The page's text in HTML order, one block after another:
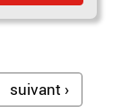
suivant ›